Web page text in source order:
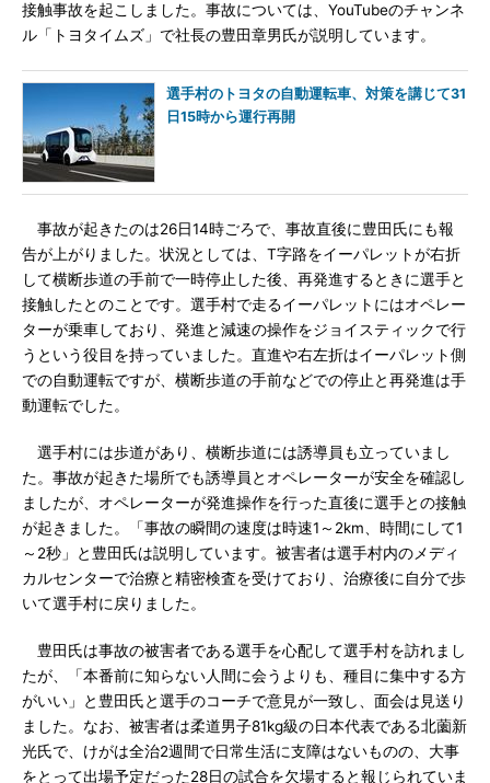
接触事故を起こしました。事故については、YouTubeのチャンネ
ル「トヨタイムズ」で社長の豊田章男氏が説明しています。
選手村のトヨタの自動運転車、対策を講じて31
日15時から運行再開
事故が起きたのは26日14時ごろで、事故直後に豊田氏にも報
告が上がりました。状況としては、T字路をイーパレットが右折
して横断歩道の手前で一時停止した後、再発進するときに選手と
接触したとのことです。選手村で走るイーパレットにはオペレー
ターが乗車しており、発進と減速の操作をジョイスティックで行
うという役目を持っていました。直進や右左折はイーパレット側
での自動運転ですが、横断歩道の手前などでの停止と再発進は手
動運転でした。
選手村には歩道があり、横断歩道には誘導員も立っていまし
た。事故が起きた場所でも誘導員とオペレーターが安全を確認し
ましたが、オペレーターが発進操作を行った直後に選手との接触
が起きました。「事故の瞬間の速度は時速1～2km、時間にして1
～2秒」と豊田氏は説明しています。被害者は選手村内のメディ
カルセンターで治療と精密検査を受けており、治療後に自分で歩
いて選手村に戻りました。
豊田氏は事故の被害者である選手を心配して選手村を訪れまし
たが、「本番前に知らない人間に会うよりも、種目に集中する方
がいい」と豊田氏と選手のコーチで意見が一致し、面会は見送り
ました。なお、被害者は柔道男子81kg級の日本代表である北薗新
光氏で、けがは全治2週間で日常生活に支障はないものの、大事
をとって出場予定だった28日の試合を欠場すると報じられていま